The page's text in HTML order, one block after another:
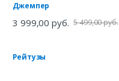
Джемпер
3 999,00 руб. 5 499,00 руб.
Рейтузы